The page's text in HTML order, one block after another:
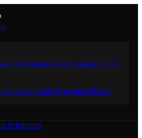
Peso Medio WélterLigero Pluma
Femenino Gallo Femenino Pluma
Peleadores